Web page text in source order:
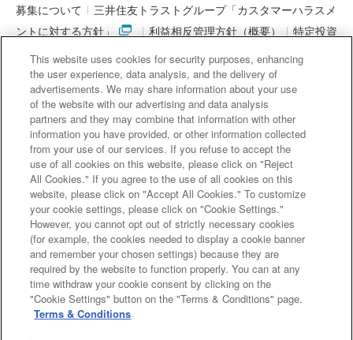
募集について
三井住友トラストグループ「カスタマーハラスメ
ントに対する方針」
利益相反管理方針（概要）
特定投資
家制度に関する期限日
電子決済等代行業者との連携について
「マネー・ローンダリング及びテロ資金供与対策に関するガイド
ライン」を踏まえた取り組み
アクセシビリティについて
契約代理業・銀行代理業・外国銀行代理業務について
金銭債権
等と預金等との誤認防止について
三井住友信託銀行株式会社
金融機関コード : 0294
登録金融機関 関東財務局長（登金）第649号
加入協会： 日本証券業協会、一般社団法人 資産運用業協会、
一般社団法人 金融先物取引業協会
This website uses cookies for security purposes, enhancing
the user experience, data analysis, and the delivery of
advertisements. We may share information about your use
of the website with our advertising and data analysis
partners and they may combine that information with other
information you have provided, or other information collected
from your use of our services. If you refuse to accept the
use of all cookies on this website, please click on "Reject
All Cookies." If you agree to the use of all cookies on this
website, please click on "Accept All Cookies." To customize
your cookie settings, please click on "Cookie Settings."
However, you cannot opt out of strictly necessary cookies
(for example, the cookies needed to display a cookie banner
and remember your chosen settings) because they are
required by the website to function properly. You can at any
time withdraw your cookie consent by clicking on the
"Cookie Settings" button on the "Terms & Conditions" page.
Terms & Conditions